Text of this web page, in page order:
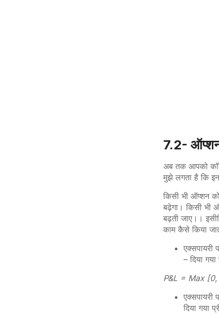
7.2- ऑप्शन
अब तक आपको
मुझे लगता है कि
किसी भी ऑप्शन
बढ़ेगा। किसी भी
बढ़ती जाए।।
काम कैसे किया
– दिया गया
P&L = Max
दिया गया